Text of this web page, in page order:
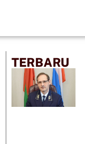
TERBARU